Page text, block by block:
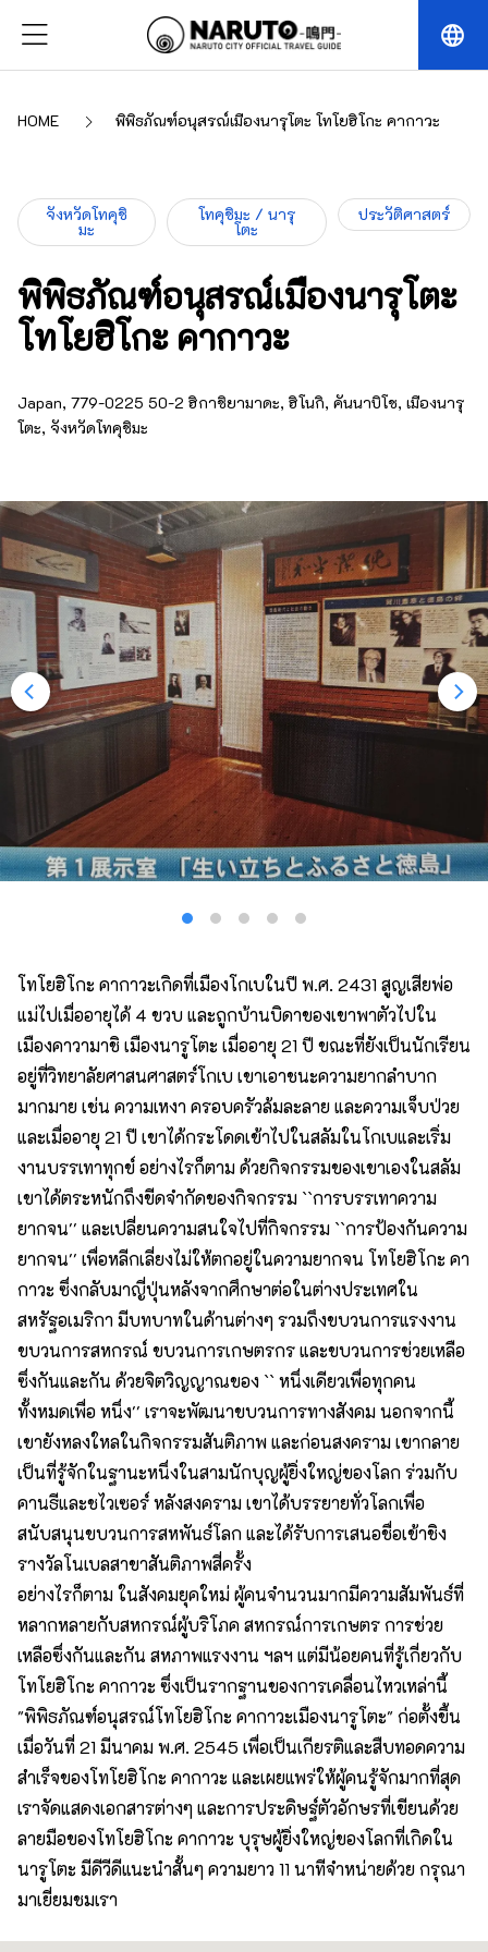
language
HOME พิพิธภัณฑ์อนุสรณ์เมืองนารุโตะ โทโยฮิโกะ คากาวะ
จังหวัดโทคุชิ
มะ
โทคุชิมะ / นารุ
โตะ
ประวัติศาสตร์
พิพิธภัณฑ์อนุสรณ์เมืองนารุโตะ
โทโยฮิโกะ คากาวะ
Japan, 779-0225 50-2 ฮิกาชิยามาดะ, ฮิโนกิ, คันนาบิโช, เมืองนารุ
โตะ, จังหวัดโทคุชิมะ
โทโยฮิโกะ คากาวะเกิดที่เมืองโกเบในปี พ.ศ. 2431 สูญเสียพ่อ
แม่ไปเมื่ออายุได้ 4 ขวบ และถูกบ้านบิดาของเขาพาตัวไปใน
เมืองคาวามาชิ เมืองนารูโตะ เมื่ออายุ 21 ปี ขณะที่ยังเป็นนักเรียน
อยู่ที่วิทยาลัยศาสนศาสตร์โกเบ เขาเอาชนะความยากลำบาก
มากมาย เช่น ความเหงา ครอบครัวล้มละลาย และความเจ็บป่วย
และเมื่ออายุ 21 ปี เขาได้กระโดดเข้าไปในสลัมในโกเบและเริ่ม
งานบรรเทาทุกข์ อย่างไรก็ตาม ด้วยกิจกรรมของเขาเองในสลัม
เขาได้ตระหนักถึงขีดจำกัดของกิจกรรม ``การบรรเทาความ
ยากจน'' และเปลี่ยนความสนใจไปที่กิจกรรม ``การป้องกันความ
ยากจน'' เพื่อหลีกเลี่ยงไม่ให้ตกอยู่ในความยากจน โทโยฮิโกะ คา
กาวะ ซึ่งกลับมาญี่ปุ่นหลังจากศึกษาต่อในต่างประเทศใน
สหรัฐอเมริกา มีบทบาทในด้านต่างๆ รวมถึงขบวนการแรงงาน
ขบวนการสหกรณ์ ขบวนการเกษตรกร และขบวนการช่วยเหลือ
ซึ่งกันและกัน ด้วยจิตวิญญาณของ `` หนึ่งเดียวเพื่อทุกคน
ทั้งหมดเพื่อ หนึ่ง'' เราจะพัฒนาขบวนการทางสังคม นอกจากนี้
เขายังหลงใหลในกิจกรรมสันติภาพ และก่อนสงคราม เขากลาย
เป็นที่รู้จักในฐานะหนึ่งในสามนักบุญผู้ยิ่งใหญ่ของโลก ร่วมกับ
คานธีและชไวเซอร์ หลังสงคราม เขาได้บรรยายทั่วโลกเพื่อ
สนับสนุนขบวนการสหพันธ์โลก และได้รับการเสนอชื่อเข้าชิง
รางวัลโนเบลสาขาสันติภาพสี่ครั้ง
อย่างไรก็ตาม ในสังคมยุคใหม่ ผู้คนจำนวนมากมีความสัมพันธ์ที่
หลากหลายกับสหกรณ์ผู้บริโภค สหกรณ์การเกษตร การช่วย
เหลือซึ่งกันและกัน สหภาพแรงงาน ฯลฯ แต่มีน้อยคนที่รู้เกี่ยวกับ
โทโยฮิโกะ คากาวะ ซึ่งเป็นรากฐานของการเคลื่อนไหวเหล่านี้
"พิพิธภัณฑ์อนุสรณ์โทโยฮิโกะ คากาวะเมืองนารูโตะ" ก่อตั้งขึ้น
เมื่อวันที่ 21 มีนาคม พ.ศ. 2545 เพื่อเป็นเกียรติและสืบทอดความ
สำเร็จของโทโยฮิโกะ คากาวะ และเผยแพร่ให้ผู้คนรู้จักมากที่สุด
เราจัดแสดงเอกสารต่างๆ และการประดิษฐ์ตัวอักษรที่เขียนด้วย
ลายมือของโทโยฮิโกะ คากาวะ บุรุษผู้ยิ่งใหญ่ของโลกที่เกิดใน
นารูโตะ มีดีวีดีแนะนำสั้นๆ ความยาว 11 นาทีจำหน่ายด้วย กรุณา
มาเยี่ยมชมเรา